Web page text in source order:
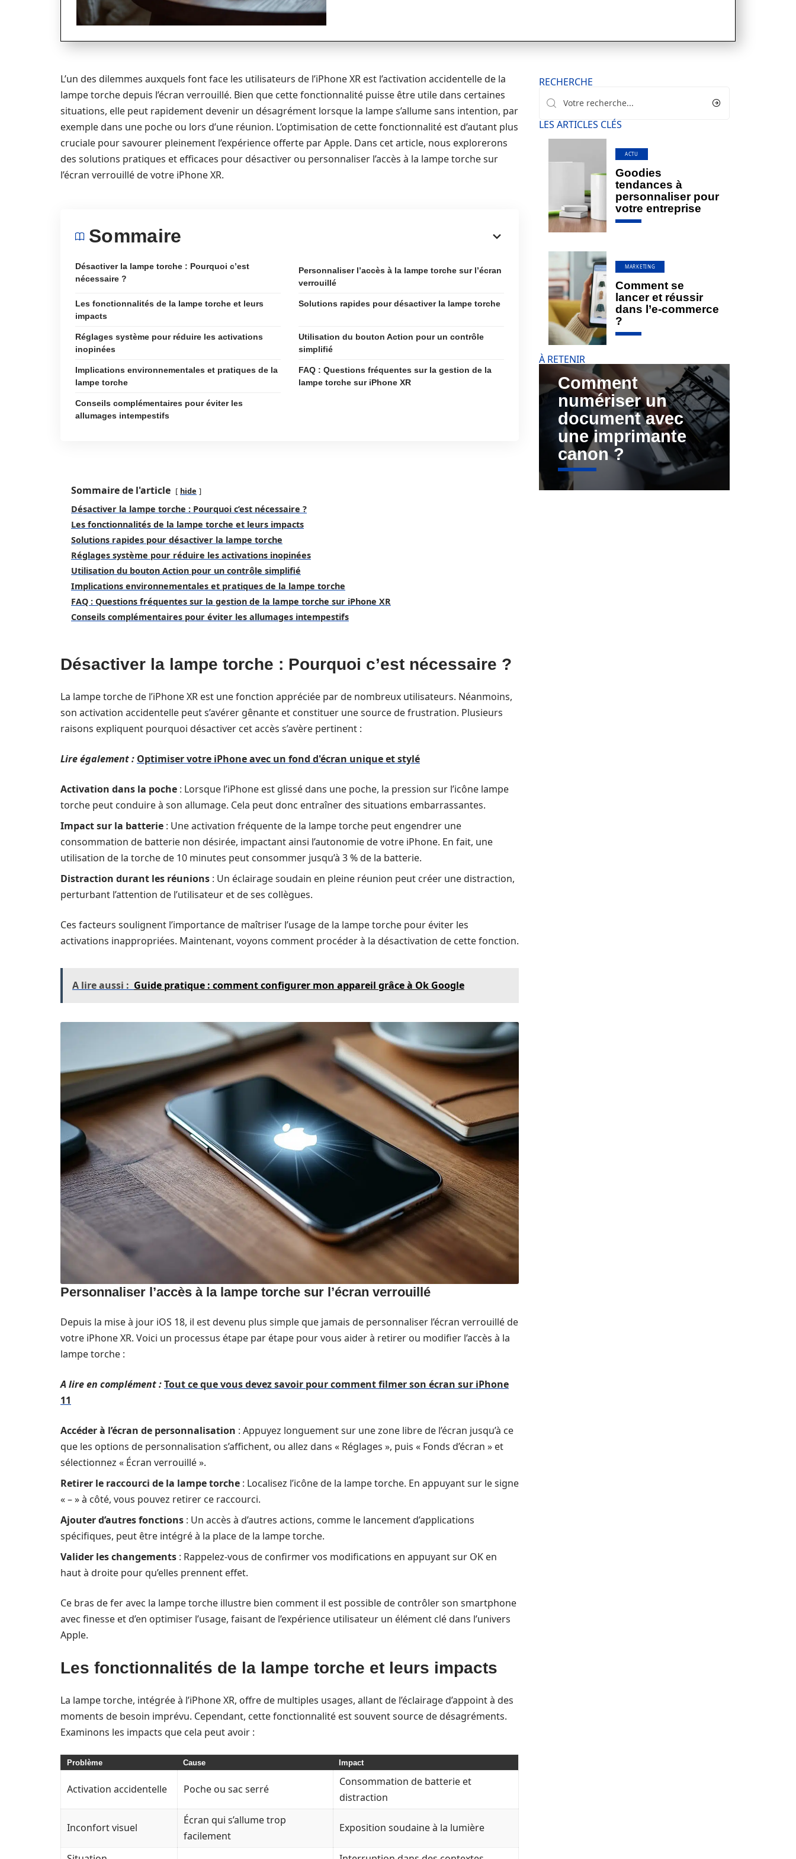
L’un des dilemmes auxquels font face les utilisateurs de l’iPhone XR est l’activation accidentelle de la
lampe torche depuis l’écran verrouillé. Bien que cette fonctionnalité puisse être utile dans certaines
situations, elle peut rapidement devenir un désagrément lorsque la lampe s’allume sans intention, par
exemple dans une poche ou lors d’une réunion. L’optimisation de cette fonctionnalité est d’autant plus
cruciale pour savourer pleinement l’expérience offerte par Apple. Dans cet article, nous explorerons
des solutions pratiques et efficaces pour désactiver ou personnaliser l’accès à la lampe torche sur
l’écran verrouillé de votre iPhone XR.
Sommaire
Désactiver la lampe torche : Pourquoi c’est
nécessaire ?
Personnaliser l’accès à la lampe torche sur l’écran
verrouillé
Les fonctionnalités de la lampe torche et leurs
impacts
Solutions rapides pour désactiver la lampe torche
Réglages système pour réduire les activations
inopinées
Utilisation du bouton Action pour un contrôle
simplifié
Implications environnementales et pratiques de la
lampe torche
FAQ : Questions fréquentes sur la gestion de la
lampe torche sur iPhone XR
Conseils complémentaires pour éviter les
allumages intempestifs
Sommaire de l'article hide
Désactiver la lampe torche : Pourquoi c’est nécessaire ?
Les fonctionnalités de la lampe torche et leurs impacts
Solutions rapides pour désactiver la lampe torche
Réglages système pour réduire les activations inopinées
Utilisation du bouton Action pour un contrôle simplifié
Implications environnementales et pratiques de la lampe torche
FAQ : Questions fréquentes sur la gestion de la lampe torche sur iPhone XR
Conseils complémentaires pour éviter les allumages intempestifs
Désactiver la lampe torche : Pourquoi c’est nécessaire ?
La lampe torche de l’iPhone XR est une fonction appréciée par de nombreux utilisateurs. Néanmoins,
son activation accidentelle peut s’avérer gênante et constituer une source de frustration. Plusieurs
raisons expliquent pourquoi désactiver cet accès s’avère pertinent :
Lire également : Optimiser votre iPhone avec un fond d'écran unique et stylé
Activation dans la poche : Lorsque l’iPhone est glissé dans une poche, la pression sur l’icône lampe
torche peut conduire à son allumage. Cela peut donc entraîner des situations embarrassantes.
Impact sur la batterie : Une activation fréquente de la lampe torche peut engendrer une
consommation de batterie non désirée, impactant ainsi l’autonomie de votre iPhone. En fait, une
utilisation de la torche de 10 minutes peut consommer jusqu’à 3 % de la batterie.
Distraction durant les réunions : Un éclairage soudain en pleine réunion peut créer une distraction,
perturbant l’attention de l’utilisateur et de ses collègues.
Ces facteurs soulignent l’importance de maîtriser l’usage de la lampe torche pour éviter les
activations inappropriées. Maintenant, voyons comment procéder à la désactivation de cette fonction.
A lire aussi : Guide pratique : comment configurer mon appareil grâce à Ok Google
Personnaliser l’accès à la lampe torche sur l’écran verrouillé
Depuis la mise à jour iOS 18, il est devenu plus simple que jamais de personnaliser l’écran verrouillé de
votre iPhone XR. Voici un processus étape par étape pour vous aider à retirer ou modifier l’accès à la
lampe torche :
A lire en complément :Tout ce que vous devez savoir pour comment filmer son écran sur iPhone
11
Accéder à l’écran de personnalisation : Appuyez longuement sur une zone libre de l’écran jusqu’à ce
que les options de personnalisation s’affichent, ou allez dans « Réglages », puis « Fonds d’écran » et
sélectionnez « Écran verrouillé ».
Retirer le raccourci de la lampe torche : Localisez l’icône de la lampe torche. En appuyant sur le signe
« – » à côté, vous pouvez retirer ce raccourci.
Ajouter d’autres fonctions : Un accès à d’autres actions, comme le lancement d’applications
spécifiques, peut être intégré à la place de la lampe torche.
Valider les changements : Rappelez-vous de confirmer vos modifications en appuyant sur OK en
haut à droite pour qu’elles prennent effet.
Ce bras de fer avec la lampe torche illustre bien comment il est possible de contrôler son smartphone
avec finesse et d’en optimiser l’usage, faisant de l’expérience utilisateur un élément clé dans l’univers
Apple.
Les fonctionnalités de la lampe torche et leurs impacts
La lampe torche, intégrée à l’iPhone XR, offre de multiples usages, allant de l’éclairage d’appoint à des
moments de besoin imprévu. Cependant, cette fonctionnalité est souvent source de désagréments.
Examinons les impacts que cela peut avoir :
Problème Cause Impact
Activation accidentelle Poche ou sac serré
Consommation de batterie et
distraction
Inconfort visuel
Écran qui s’allume trop
facilement
Exposition soudaine à la lumière
RECHERCHE
LES ARTICLES CLÉS
ACTU
Goodies
tendances à
personnaliser pour
votre entreprise
MARKETING
Comment se
lancer et réussir
dans l’e-commerce
?
À RETENIR
Comment
numériser un
document avec
une imprimante
canon ?